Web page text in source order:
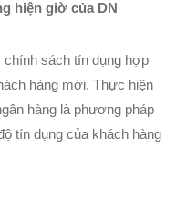
hiện giờ của DN
chính sách tín dụng hợp
hàng mới. Thực hiện
hàng là phương pháp
tín dụng của khách hàng